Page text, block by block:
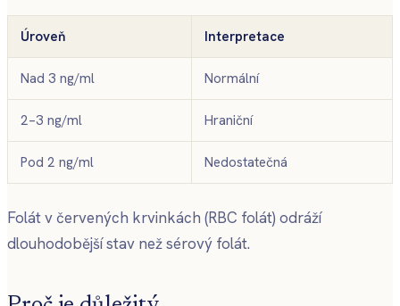
Úroveň Interpretace
Nad 3 ng/ml Normální
2–3 ng/ml Hraniční
Pod 2 ng/ml Nedostatečná
Folát v červených krvinkách (RBC folát) odráží
dlouhodobější stav než sérový folát.